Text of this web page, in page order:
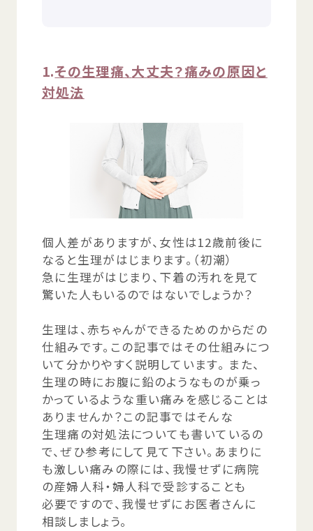
1.その生理痛、大丈夫？痛みの原因と
対処法
個人差がありますが、 女性は12歳前後に
なると生理がはじまります。（初潮）
急に生理がはじまり、 下着の汚れを見て
驚いた人もいるのではないでしょうか？
生理は、赤ちゃんができるためのからだの
仕組みです。この記事ではその仕組みにつ
いて分かりやすく 説明
しています。 また、
生理の時にお腹に鉛のようなものが乗っ
かっているような重い痛みを感じることは
ありませんか？この記事ではそんな
生理痛 の対処法についても書いているの
で、ぜひ参考にして 見て 下さい。あまりに
も激 しい痛みの際には、 我慢せずに病院
の産婦人科・ 婦人科で受診することも
必要ですので、 我慢せずにお医者さんに
相談 しましょう。